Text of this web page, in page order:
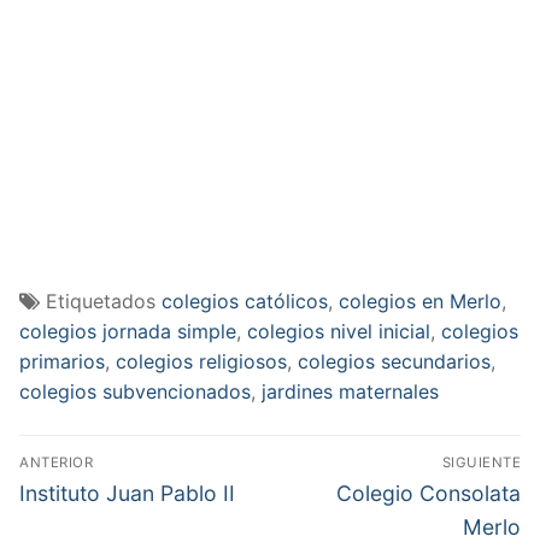
Etiquetados colegios católicos, colegios en Merlo,
colegios jornada simple, colegios nivel inicial, colegios
primarios, colegios religiosos, colegios secundarios,
colegios subvencionados, jardines maternales
Navegación
de
ANTERIOR
Entrada
Instituto Juan Pablo II
SIGUIENTE
Entrada
Colegio Consolata
Merlo